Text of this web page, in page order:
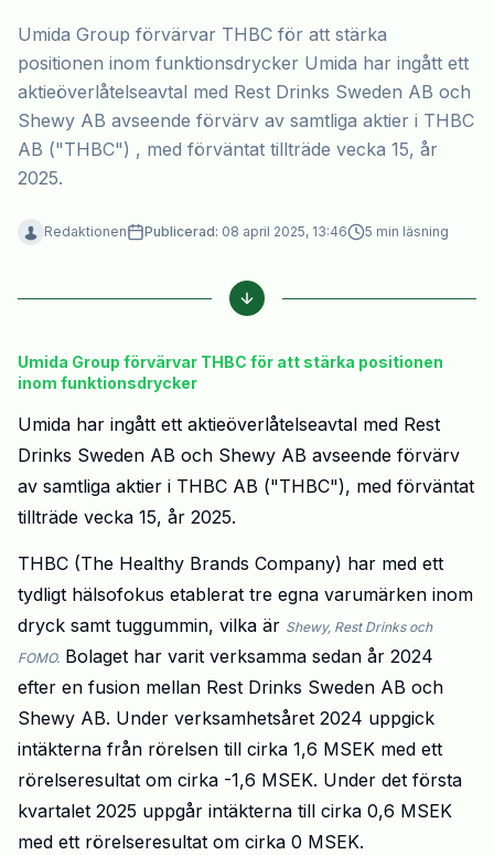
Umida Group förvärvar THBC för att stärka
positionen inom funktionsdrycker Umida har ingått ett
aktieöverlåtelseavtal med Rest Drinks Sweden AB och
Shewy AB avseende förvärv av samtliga aktier i THBC
AB ("THBC") , med förväntat tillträde vecka 15, år
2025.
Redaktionen Publicerad: 08 april 2025, 13:46 5 min läsning
Umida Group förvärvar THBC för att stärka positionen
inom funktionsdrycker
Umida har ingått ett aktieöverlåtelseavtal med Rest
Drinks Sweden AB och Shewy AB avseende förvärv
av samtliga aktier i THBC AB ("THBC"), med förväntat
tillträde vecka 15, år 2025.
THBC (The Healthy Brands Company) har med ett
tydligt hälsofokus etablerat tre egna varumärken inom
dryck samt tuggummin, vilka är Shewy, Rest Drinks och
FOMO. Bolaget har varit verksamma sedan år 2024
efter en fusion mellan Rest Drinks Sweden AB och
Shewy AB. Under verksamhetsåret 2024 uppgick
intäkterna från rörelsen till cirka 1,6 MSEK med ett
rörelseresultat om cirka -1,6 MSEK. Under det första
kvartalet 2025 uppgår intäkterna till cirka 0,6 MSEK
med ett rörelseresultat om cirka 0 MSEK.